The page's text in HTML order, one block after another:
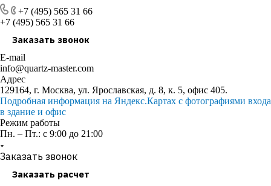
+7 (495) 565 31 66
+7 (495) 565 31 66
Заказать звонок
E-mail
info@quartz-master.com
Адрес
129164, г. Москва, ул. Ярославская, д. 8, к. 5, офис 405.
Подробная информация на Яндекс.Картах с фотографиями входа
в здание и офис
Режим работы
Пн. – Пт.: с 9:00 до 21:00
Заказать звонок
Заказать расчет